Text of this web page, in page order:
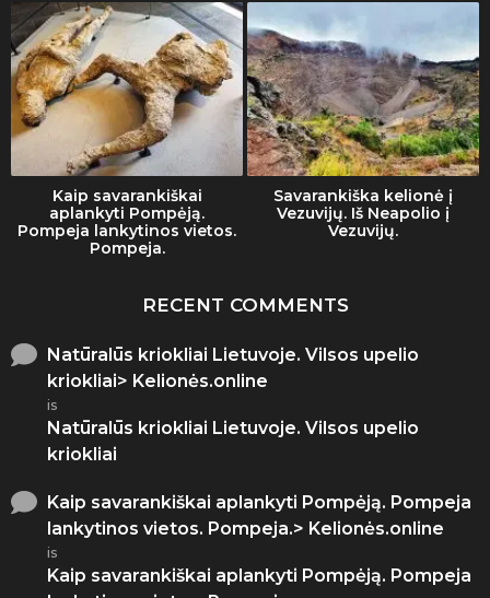
Kaip savarankiškai
aplankyti Pompėją.
Pompeja lankytinos vietos.
Pompeja.
Savarankiška kelionė į
Vezuvijų. Iš Neapolio į
Vezuvijų.
RECENT COMMENTS
Natūralūs kriokliai Lietuvoje. Vilsos upelio
kriokliai> Kelionės.online
is
Natūralūs kriokliai Lietuvoje. Vilsos upelio
kriokliai
Kaip savarankiškai aplankyti Pompėją. Pompeja
lankytinos vietos. Pompeja.> Kelionės.online
is
Kaip savarankiškai aplankyti Pompėją. Pompeja